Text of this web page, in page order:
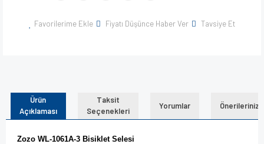
Favorilerime Ekle Fiyatı Düşünce Haber Ver Tavsiye Et
Ürün
Açıklaması
Taksit
Seçenekleri
Yorumlar Önerileriniz
Zozo WL-1061A-3 Bisiklet Selesi